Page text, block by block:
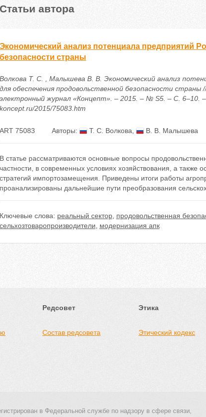
Статьи автора
Экономический анализ потенциала предприятий
безопасности страны
Волкова Т. С. , Малышева В. В. Экономический анализ
для обеспечения продовольственной безопасности страны
электронный журнал «Концепт». – 2015. – № S5. – С. 6–10.
koncept.ru/2015/75083.htm
ART 75083 Авторы: Т. С. Волкова В. В. Малышева
В статье рассматриваются основные вопросы
частности, в современных условиях хозяйствования, а также
стратегий импортозамещения. Приведены итоги работы
проанализированы дальнейшие пути преобразования
Ключевые слова: реальный сектор, продовольственная
сельхозтоваропроизводители
модернизация апк
Редсовет
Состав редсовета
Этика
Этический кодекс
в Федеральной службе по надзору в сфере связи,